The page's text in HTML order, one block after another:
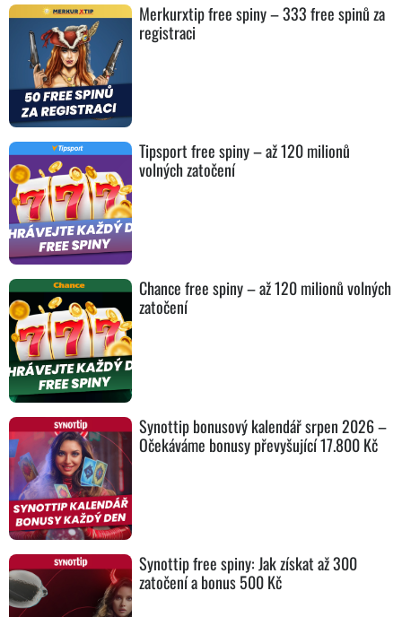
Merkurxtip free spiny – 333 free spinů za
registraci
Tipsport free spiny – až 120 milionů
volných zatočení
Chance free spiny – až 120 milionů volných
zatočení
Synottip bonusový kalendář srpen 2026 –
Očekáváme bonusy převyšující 17.800 Kč
Synottip free spiny: Jak získat až 300
zatočení a bonus 500 Kč